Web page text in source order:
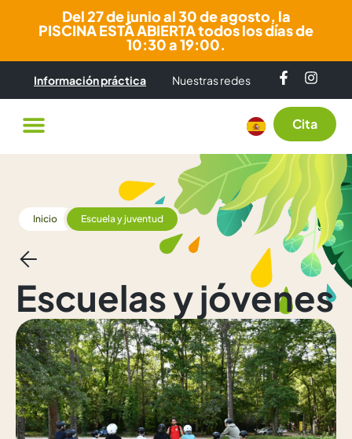
Del 27 de junio al 30 de agosto, la
PISCINA ESTÁ ABIERTA todos los días de
10:30 a 19:00.
Información práctica Nuestras redes
Cita
Inicio Escuela y juventud
Escuelas y jóvenes